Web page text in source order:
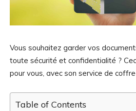
Vous souhaitez garder vos
toute sécurité et confidentialité ?
pour vous, avec son service de
Table of Contents